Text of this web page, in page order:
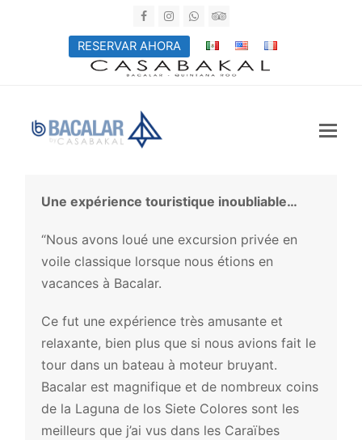
FacebookInstagram
WhatsappTripadvisor
RESERVAR AHORA
Une expérience touristique inoubliable…
“Nous avons loué une excursion privée en
voile classique lorsque nous étions en
vacances à Bacalar.
Ce fut une expérience très amusante et
relaxante, bien plus que si nous avions fait le
tour dans un bateau à moteur bruyant.
Bacalar est magnifique et de nombreux coins
de la Laguna de los Siete Colores sont les
meilleurs que j’ai vus dans les Caraïbes